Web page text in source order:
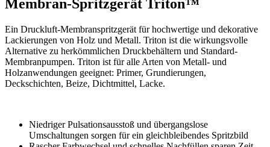
Membran-Spritzgerät Triton™
Ein Druckluft-Membranspritzgerät für hochwertige und dekorative
Lackierungen von Holz und Metall. Triton ist die wirkungsvolle
Alternative zu herkömmlichen Druckbehältern und Standard-
Membranpumpen. Triton ist für alle Arten von Metall- und
Holzanwendungen geeignet: Primer, Grundierungen,
Deckschichten, Beize, Dichtmittel, Lacke.
Niedriger Pulsationsausstoß und übergangslose
Umschaltungen sorgen für ein gleichbleibendes Spritzbild